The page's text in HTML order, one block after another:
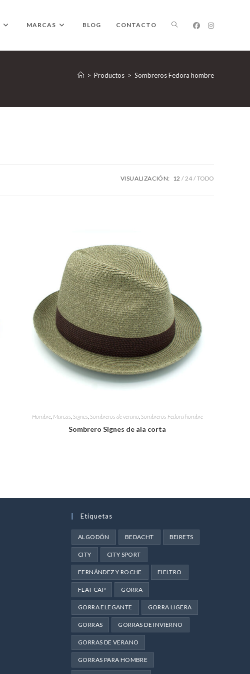
MARCAS BLOG CONTACTO ALTERNAR
BÚSQUEDA
LA
> Productos > Sombreros Fedora hombre
VISUALIZACIÓN: 12 24 TODO
Hombre, Marcas, Signes, Sombreros de verano, Sombreros Fedora hombre
Sombrero Signes de ala corta
Etiquetas
ALGODÓN BEDACHT BEIRETS
CITY CITY SPORT
FERNÁNDEZ Y ROCHE FIELTRO
FLAT CAP GORRA
GORRA ELEGANTE GORRA LIGERA
GORRAS GORRAS DE INVIERNO
GORRAS DE VERANO
GORRAS PARA HOMBRE